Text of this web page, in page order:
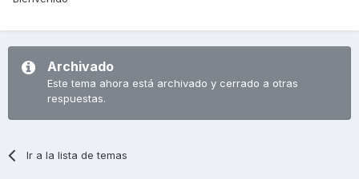
Archivado
Este tema ahora está archivado y cerrado a otras
respuestas.
Ir a la lista de temas